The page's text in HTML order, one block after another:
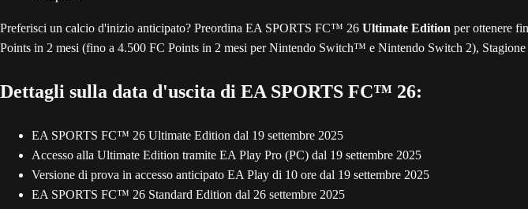
Preferisci un calcio d'inizio anticipato? Preordina EA SPORTS FC™ 26 Ultimate Edition per ottenere
Points in 2 mesi (fino a 4.500 FC Points in 2 mesi per Nintendo Switch™ e Nintendo Switch 2),
Dettagli sulla data d'uscita di EA SPORTS FC™ 26:
EA SPORTS FC™ 26 Ultimate Edition dal 19 settembre 2025
Accesso alla Ultimate Edition tramite EA Play Pro (PC) dal 19 settembre 2025
Versione di prova in accesso anticipato EA Play di 10 ore dal 19 settembre 2025
EA SPORTS FC™ 26 Standard Edition dal 26 settembre 2025